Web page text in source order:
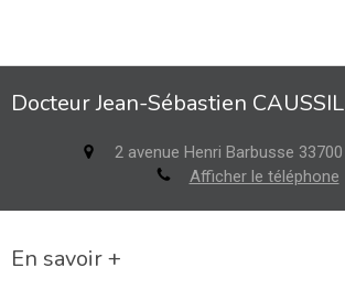
Docteur Jean-Sébastien CAUSSIL
2 avenue Henri Barbusse 33700
Afficher le téléphone
En savoir +